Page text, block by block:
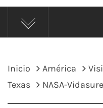
Inicio América
Texas
NASA-